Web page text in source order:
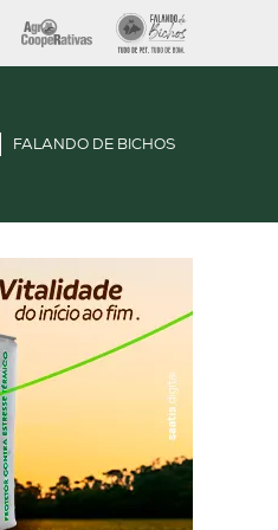
FALANDO DE BICHOS